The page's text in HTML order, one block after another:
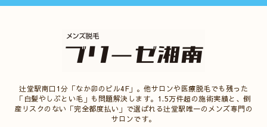
辻堂駅南口1分「なか卯のビル4F」。他サロンや医療脱毛でも残った
「白髪やしぶとい毛」も問題解決します。1.5万件超の施術実績と、倒
産リスクのない「完全都度払い」で選ばれる辻堂駅唯一のメンズ専門の
サロンです。